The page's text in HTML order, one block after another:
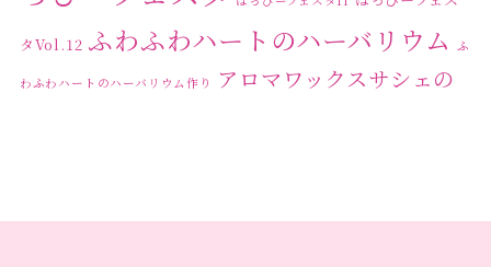
タVol.12 ふわふわハートのハーバリウム ふ
わふわハートのハーバリウム作り
アロマワックスサシェの